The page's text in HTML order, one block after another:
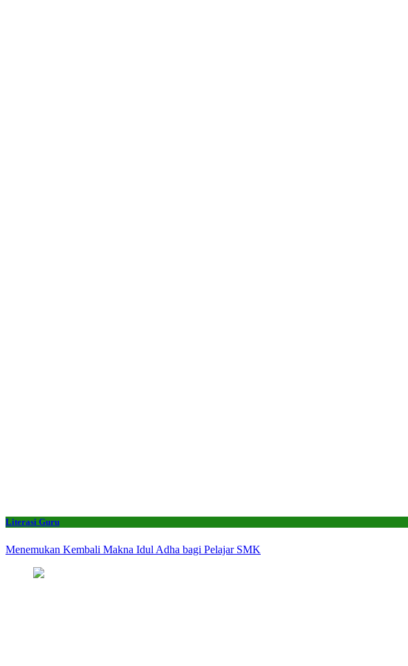
Literasi Guru
Menemukan Kembali Makna Idul Adha bagi Pelajar SMK